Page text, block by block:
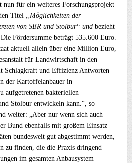
nun für ein weiteres Forschungsprojekt
Titel
„Möglichkeiten der
von SBR und Stolbur“ undbezieht
Fördersumme beträgt 535.600 Euro.
aktuell allein über eine Million Euro,
für Landwirtschaft in den
Schlagkraft und Effizienz Antworten
der Kartoffelanbauer in
aufgetretenen bakteriellen
Stolbur entwickeln kann.“, so
weiter: „Aber nur wenn sich auch
Bund ebenfalls mit großem Einsatz
bundesweit gut abgestimmt werden,
zu finden, die die Praxis dringend
im gesamten Anbausystem